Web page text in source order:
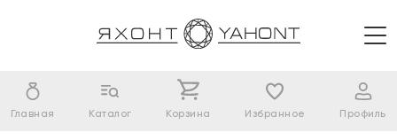
Главная Каталог Корзина Избранное Профиль